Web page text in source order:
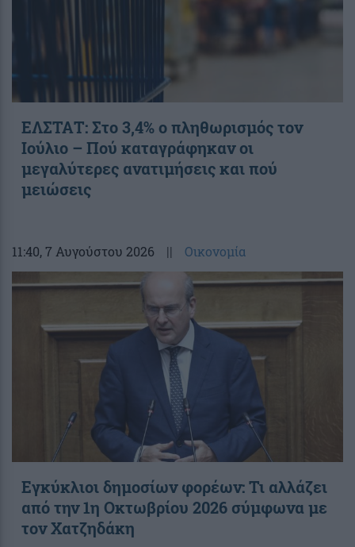
ΕΛΣΤΑΤ: Στο 3,4% ο πληθωρισμός τον
Ιούλιο – Πού καταγράφηκαν οι
μεγαλύτερες ανατιμήσεις και πού
μειώσεις
11:40, 7 Αυγούστου 2026 || Οικονομία
Εγκύκλιοι δημοσίων φορέων: Τι αλλάζει
από την 1η Οκτωβρίου 2026 σύμφωνα με
τον Χατζηδάκη